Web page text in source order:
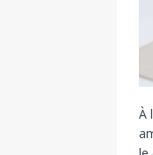
À